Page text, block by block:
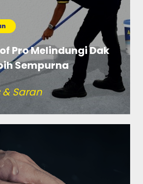
Pro Melindungi Dak
Sempurna
& Saran